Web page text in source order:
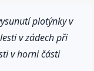
plotýnky v
v zádech při
v horni části